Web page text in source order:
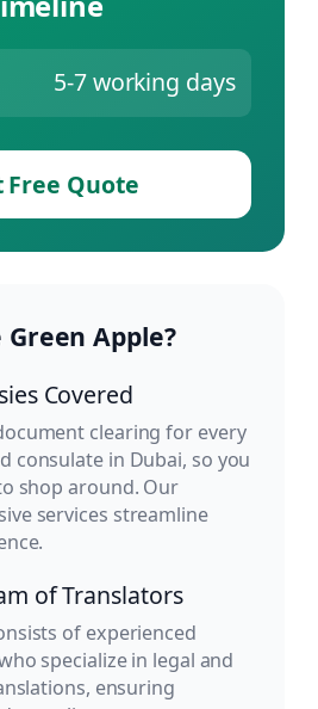
5-7 working days
Free Quote
Green Apple?
Covered
clearing for every
consulate in Dubai, so you
shop around. Our
services streamline
of Translators
of experienced
specialize in legal and
ensuring